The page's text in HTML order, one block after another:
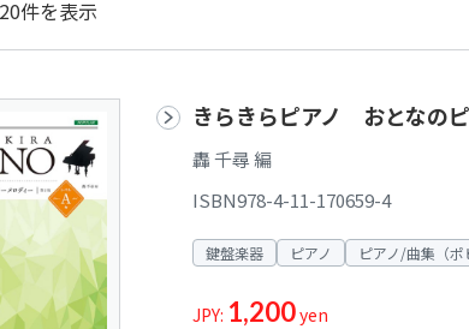
件を表示
きらきらピアノ おとなの
轟 千尋 編
ISBN978-4-11-170659-4
鍵盤楽器 ピアノ ピアノ/曲集（ポ
JPY: 1,200yen